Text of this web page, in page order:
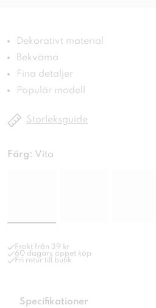
Dekorativt material
Bekväma
Fina detaljer
Populär modell
Storleksguide
Färg: Vita
Frakt från 39 kr
60 dagars öppet köp
Fri retur till butik
Specifikationer